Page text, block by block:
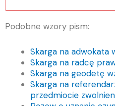
Podobne wzory pism:
Skarga na adwokata
Skarga na radcę
Skarga na geodetę
Skarga na
przedmiocie